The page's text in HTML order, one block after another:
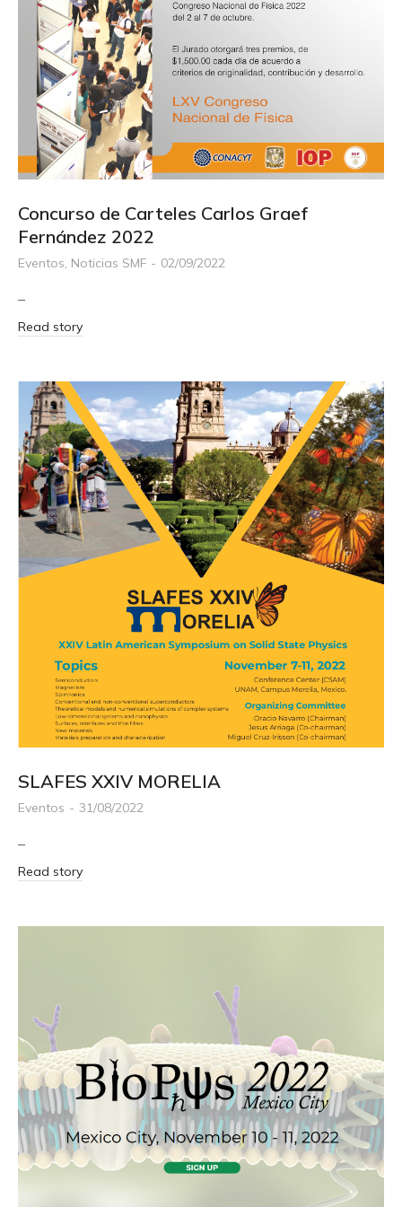
Concurso de Carteles Carlos Graef
Fernández 2022
Eventos, Noticias SMF 02/09/2022
–
Read story
SLAFES XXIV MORELIA
Eventos 31/08/2022
–
Read story